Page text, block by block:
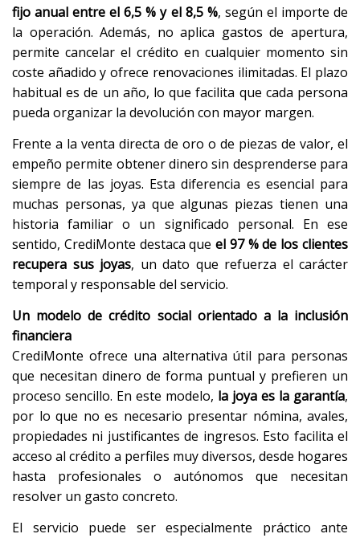
fijo anual entre el 6,5 % y el 8,5 %, según el importe de
la operación. Además, no aplica gastos de apertura,
permite cancelar el crédito en cualquier momento sin
coste añadido y ofrece renovaciones ilimitadas. El plazo
habitual es de un año, lo que facilita que cada persona
pueda organizar la devolución con mayor margen.
Frente a la venta directa de oro o de piezas de valor, el
empeño permite obtener dinero sin desprenderse para
siempre de las joyas. Esta diferencia es esencial para
muchas personas, ya que algunas piezas tienen una
historia familiar o un significado personal. En ese
sentido, CrediMonte destaca queel 97 % de los clientes
recupera sus joyas, un dato que refuerza el carácter
temporal y responsable del servicio.
Un modelo de crédito social orientado a la inclusión
financiera
CrediMonte ofrece una alternativa útil para personas
que necesitan dinero de forma puntual y prefieren un
proceso sencillo. En este modelo, la joya es la garantía,
por lo que no es necesario presentar nómina, avales,
propiedades ni justificantes de ingresos. Esto facilita el
acceso al crédito a perfiles muy diversos, desde hogares
hasta profesionales o autónomos que necesitan
resolver un gasto concreto.
El servicio puede ser especialmente práctico ante